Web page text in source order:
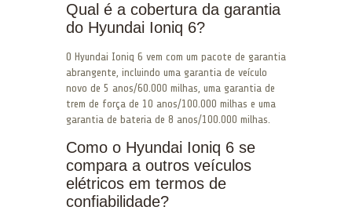
Qual é a cobertura da garantia
do Hyundai Ioniq 6?
O Hyundai Ioniq 6 vem com um pacote de garantia
abrangente, incluindo uma garantia de veículo
novo de 5 anos/60.000 milhas, uma garantia de
trem de força de 10 anos/100.000 milhas e uma
garantia de bateria de 8 anos/100.000 milhas.
Como o Hyundai Ioniq 6 se
compara a outros veículos
elétricos em termos de
confiabilidade?